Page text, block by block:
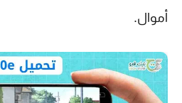
أموال.